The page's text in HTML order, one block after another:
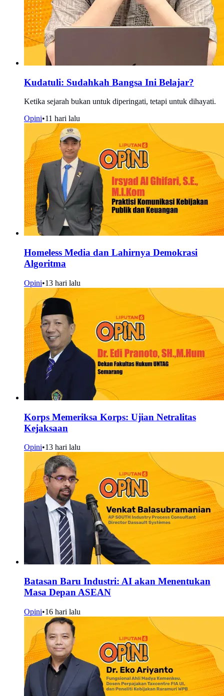
Kudatuli: Sudahkah Bangsa Ini Belajar?
Ketika sejarah bukan untuk diperingati, tetapi untuk dihayati.
Opini•11 hari lalu
Homeless Media dan Lahirnya Demokrasi
Algoritma
Opini•13 hari lalu
Korps Memeriksa Korps: Ujian Netralitas
Kejaksaan
Opini•13 hari lalu
Batasan Baru Industri: AI akan Menentukan
Masa Depan ASEAN
Opini•16 hari lalu